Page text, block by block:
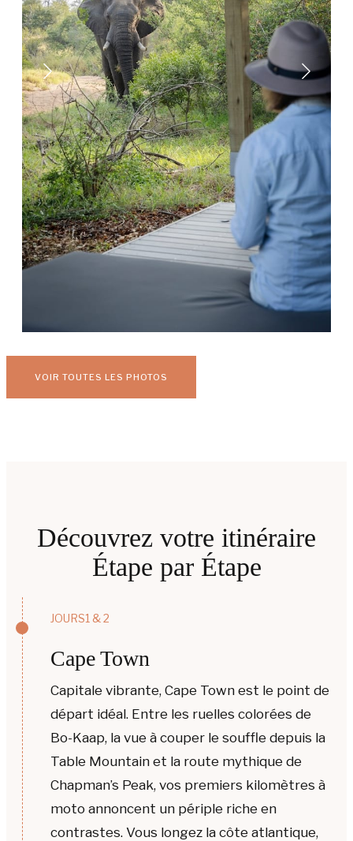
VOIR TOUTES LES PHOTOS
Découvrez votre itinéraire
Étape par Étape
JOURS1 & 2
Cape Town
Capitale vibrante, Cape Town est le point de
départ idéal. Entre les ruelles colorées de
Bo-Kaap, la vue à couper le souffle depuis la
Table Mountain et la route mythique de
Chapman’s Peak, vos premiers kilomètres à
moto annoncent un périple riche en
contrastes. Vous longez la côte atlantique,